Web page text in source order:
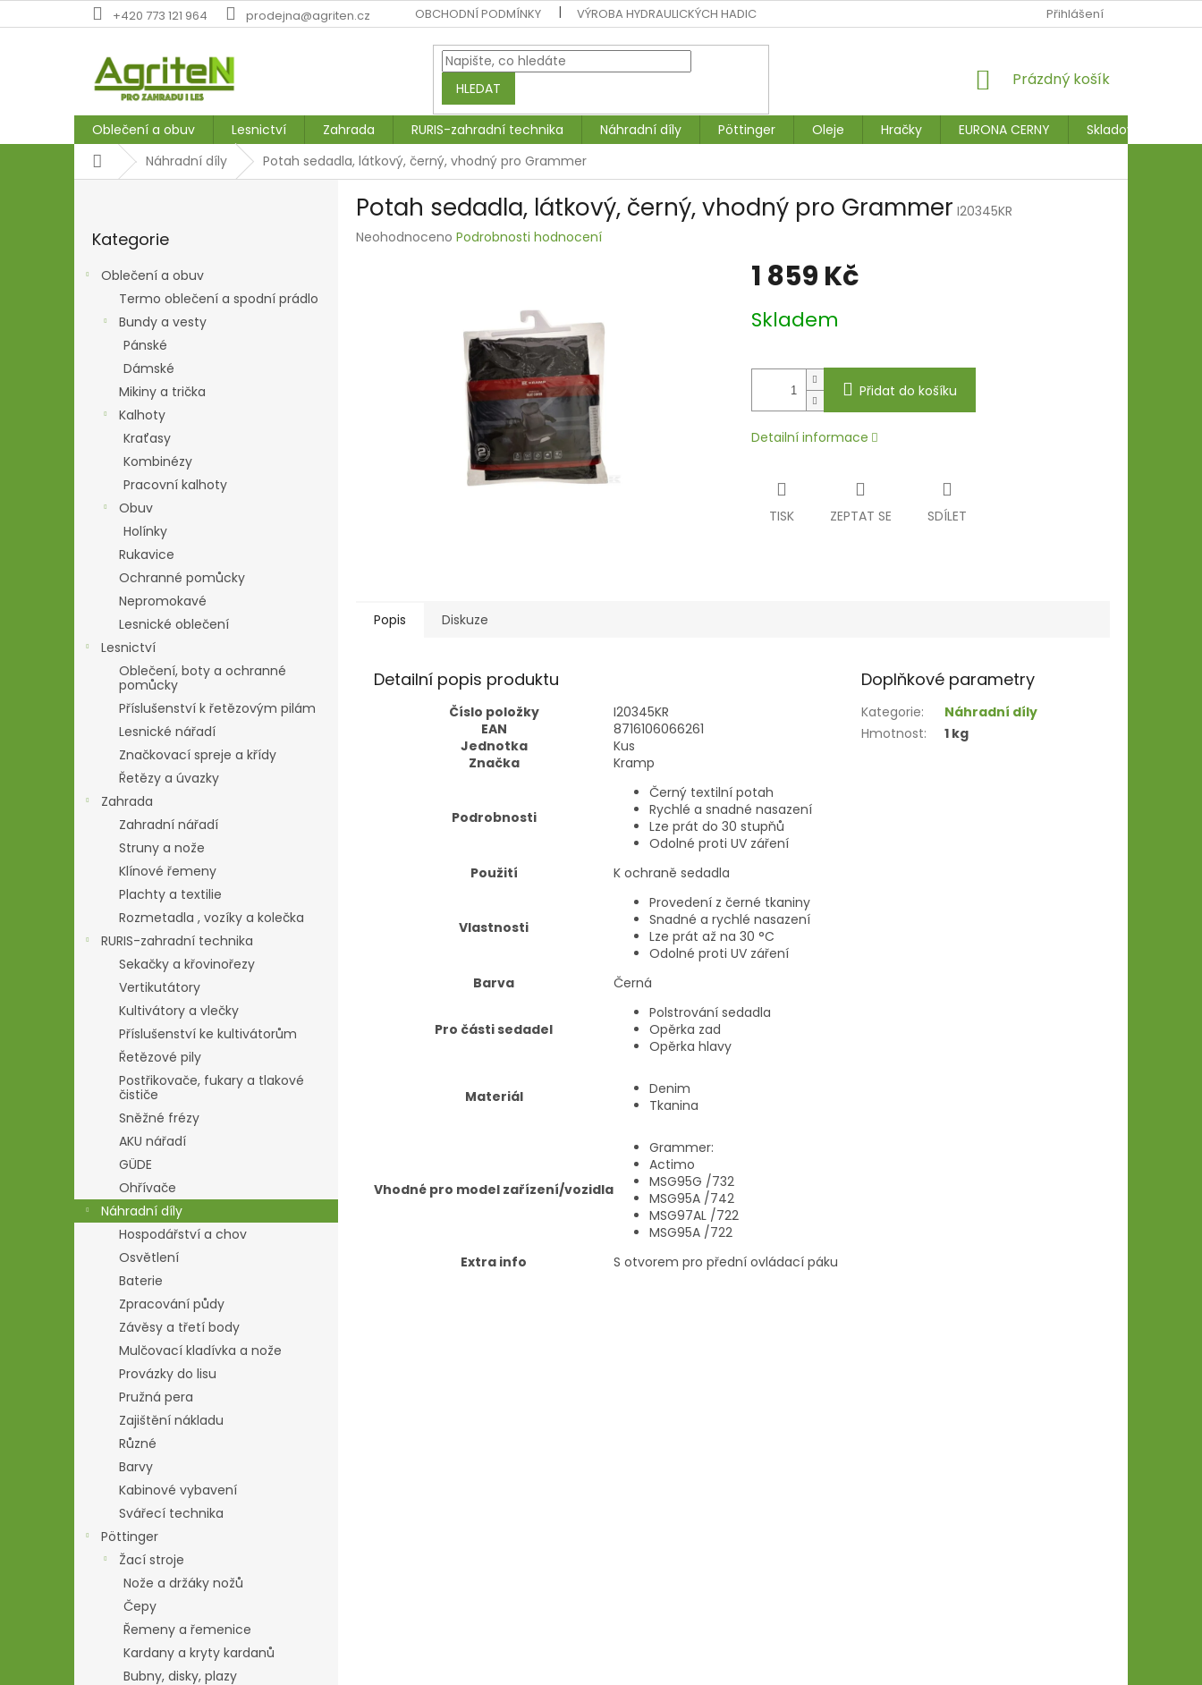
na
+420 773 121 964 prodejna@agriten.cz OBCHODNÍ PODMÍNKY VÝROBA HYDRAULICKÝCH HADIC Přihlášení
HLEDAT
NÁKUPNÍ
Prázdný košík
Oblečení a obuv Lesnictví Zahrada RURIS-zahradní technika Náhradní díly Pöttinger Oleje Hračky EURONA CERNY
Skladové stroje
DomůNáhradní díly Potah sedadla, látkový, černý, vhodný pro Grammer
kategorie
Kategorie
Oblečení a obuv
Termo oblečení a spodní prádlo
Bundy a vesty
Pánské
Dámské
Mikiny a trička
Kalhoty
Kraťasy
Kombinézy
Pracovní kalhoty
Obuv
Holínky
Rukavice
Ochranné pomůcky
Nepromokavé
Lesnické oblečení
Lesnictví
Oblečení, boty a ochranné
pomůcky
Příslušenství k řetězovým pilám
Lesnické nářadí
Značkovací spreje a křídy
Řetězy a úvazky
Zahrada
Zahradní nářadí
Struny a nože
Klínové řemeny
Plachty a textilie
Rozmetadla , vozíky a kolečka
RURIS-zahradní technika
Sekačky a křovinořezy
Vertikutátory
Kultivátory a vlečky
Příslušenství ke kultivátorům
Řetězové pily
Postřikovače, fukary a tlakové
čističe
Sněžné frézy
AKU nářadí
GÜDE
Ohřívače
Náhradní díly
Hospodářství a chov
Osvětlení
Baterie
Zpracování půdy
Závěsy a třetí body
Mulčovací kladívka a nože
Provázky do lisu
Pružná pera
Zajištění nákladu
Různé
Barvy
Kabinové vybavení
Svářecí technika
Pöttinger
Žací stroje
Nože a držáky nožů
Čepy
Řemeny a řemenice
Kardany a kryty kardanů
Bubny, disky, plazy
Potah sedadla, látkový, černý, vhodný pro Grammer I20345KR
Průměrné
Neohodnoceno Podrobnosti hodnocení
1 859 Kč
cena:
Skladem
Přidat do košíku
Detailní informace
TISK ZEPTAT SE SDÍLET
Popis Diskuze
Detailní popis produktu
Číslo položky
I20345KR
EAN
8716106066261
Jednotka
Kus
Značka
Kramp
Podrobnosti
Černý textilní potah
Rychlé a snadné nasazení
Lze prát do 30 stupňů
Odolné proti UV záření
Použití
K ochraně sedadla
Vlastnosti
Provedení z černé tkaniny
Snadné a rychlé nasazení
Lze prát až na 30 °C
Odolné proti UV záření
Barva
Černá
Pro části sedadel
Polstrování sedadla
Opěrka zad
Opěrka hlavy
Materiál
Denim
Tkanina
Vhodné pro model zařízení/vozidla
Grammer:
Actimo
MSG95G /732
MSG95A /742
MSG97AL /722
MSG95A /722
Extra info
S otvorem pro přední ovládací páku
Doplňkové parametry
Kategorie:
Náhradní díly
Hmotnost: 1 kg